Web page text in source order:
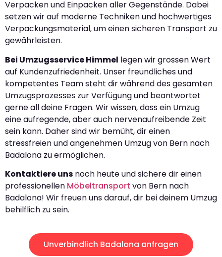
Verpacken und Einpacken aller Gegenstände. Dabei
setzen wir auf moderne Techniken und hochwertiges
Verpackungsmaterial, um einen sicheren Transport zu
gewährleisten.
Bei Umzugsservice Himmel legen wir grossen Wert
auf Kundenzufriedenheit. Unser freundliches und
kompetentes Team steht dir während des gesamten
Umzugsprozesses zur Verfügung und beantwortet
gerne all deine Fragen. Wir wissen, dass ein Umzug
eine aufregende, aber auch nervenaufreibende Zeit
sein kann. Daher sind wir bemüht, dir einen
stressfreien und angenehmen Umzug von Bern nach
Badalona zu ermöglichen.
Kontaktiere uns noch heute und sichere dir einen
professionellen Möbeltransport von Bern nach
Badalona! Wir freuen uns darauf, dir bei deinem Umzug
behilflich zu sein.
Unverbindlich Badalona anfragen